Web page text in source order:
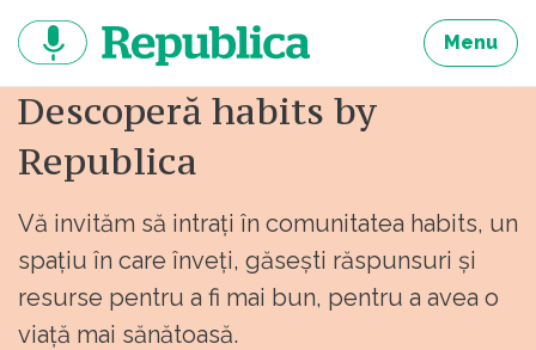
continut
Menu
Descoperă habits by
Republica
Vă invităm să intrați în comunitatea habits, un
spațiu în care înveți, găsești răspunsuri și
resurse pentru a fi mai bun, pentru a avea o
viață mai sănătoasă.